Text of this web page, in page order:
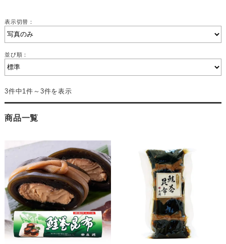
表示切替：
並び順：
3件中1件～3件を表示
商品一覧